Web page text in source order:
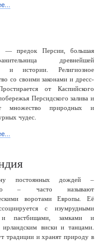
— предок Персии, большая
древнейшей
и истории. Религиозное
со своими законами и дресс-
от Каспийского
Персидского залива и
множество природных и
чудес.
постоянных дождей –
– часто называют
воротами Европы. Её
с изумрудными
пастбищами, замками и
ирландским виски и танцами.
традиции и хранят природу в